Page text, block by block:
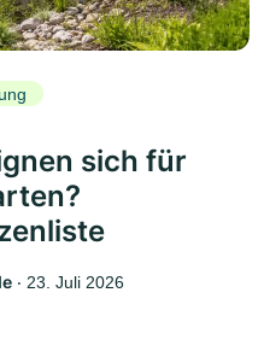
sich für
‧ 23. Juli 2026